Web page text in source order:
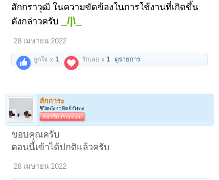
สักกราวุฒิ ในความขัดข้องในการใช้งานที่เกิดขึ้น
ดังกล่าวครับ
_/|\_
28 เมษายน 2022
ถูกใจ x 1 รักเลย x 1 ดูรายการ
สักการะ
ชิวิตดั่งอาทิตย์อัศดง
สมาชิก Premium
ขอบคุณครับ
ตอนนี้เข้าได้ปกติเเล้วครับ
28 เมษายน 2022